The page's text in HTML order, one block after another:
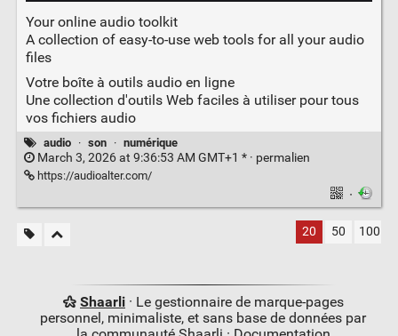
Your online audio toolkit
A collection of easy-to-use web tools for all your audio
files
Votre boîte à outils audio en ligne
Une collection d'outils Web faciles à utiliser pour tous
vos fichiers audio
audio · son · numérique
March 3, 2026 at 9:36:53 AM GMT+1 * · permalien
https://audioalter.com/
·
20 50 100
Shaarli· Le gestionnaire de marque-pages
personnel, minimaliste, et sans base de données par